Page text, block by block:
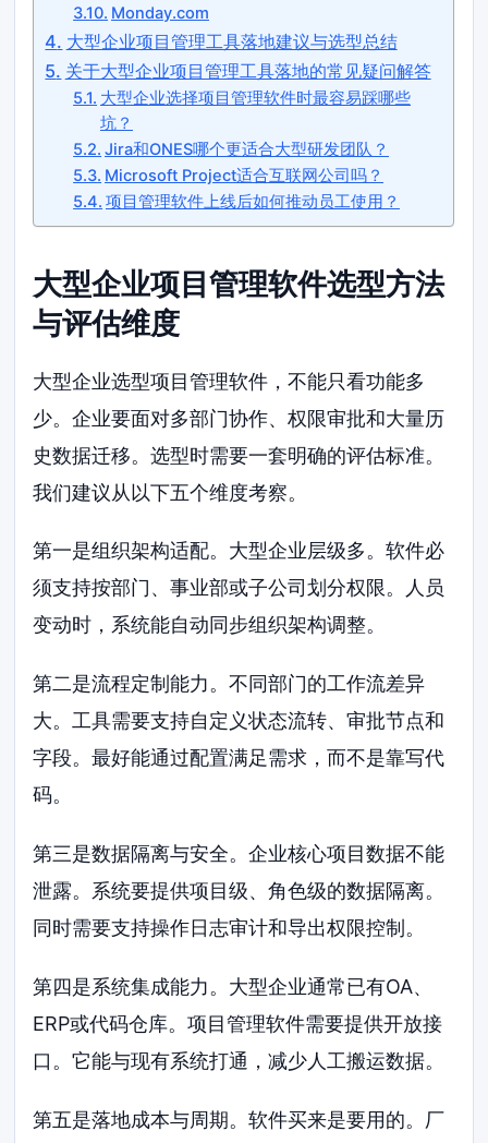
Monday.com
大型企业项目管理工具落地建议与选型总结
关于大型企业项目管理工具落地的常见疑问解答
大型企业选择项目管理软件时最容易踩哪些
坑？
Jira和ONES哪个更适合大型研发团队？
Microsoft Project适合互联网公司吗？
项目管理软件上线后如何推动员工使用？
大型企业项目管理软件选型方法
与评估维度
大型企业选型项目管理软件，不能只看功能多
少。企业要面对多部门协作、权限审批和大量历
史数据迁移。选型时需要一套明确的评估标准。
我们建议从以下五个维度考察。
第一是组织架构适配。大型企业层级多。软件必
须支持按部门、事业部或子公司划分权限。人员
变动时，系统能自动同步组织架构调整。
第二是流程定制能力。不同部门的工作流差异
大。工具需要支持自定义状态流转、审批节点和
字段。最好能通过配置满足需求，而不是靠写代
码。
第三是数据隔离与安全。企业核心项目数据不能
泄露。系统要提供项目级、角色级的数据隔离。
同时需要支持操作日志审计和导出权限控制。
第四是系统集成能力。大型企业通常已有OA、
ERP或代码仓库。项目管理软件需要提供开放接
口。它能与现有系统打通，减少人工搬运数据。
第五是落地成本与周期。软件买来是要用的。厂